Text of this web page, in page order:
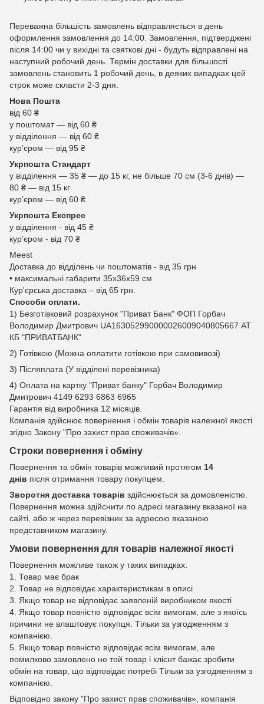
Переважна більшість замовлень відправляється в день
оформлення замовлення до 14:00. Замовлення, підтверджені
після 14:00 чи у вихідні та святкові дні - будуть відправлені на
наступний робочий день. Термін доставки для більшості
замовлень становить 1 робочий день, в деяких випадках цей
строк може скласти 2-3 дня.
Нова Пошта
від 60 ₴
у поштомат — від 60 ₴
у відділення — від 60 ₴
курʼєром — від 95 ₴
Укрпошта Стандарт
у відділення — 35 ₴ — до 15 кг, не більше 70 см (3-6 днів) —
80 ₴ — від 15 кг
курʼєром — від 60 ₴
Укрпошта Експрес
у відділення - від 45 ₴
курʼєром - від 70 ₴
Meest
Доставка до відділень чи поштоматів - від 35 грн
• максимальні габарити 35x36x59 см
Кур'єрська доставка – від 65 грн.
Способи оплати.
1) Безготівковий розрахунок "Приват Банк" ФОП Горбач
Володимир Дмитрович UA163052990000026009040805667 АТ
КБ "ПРИВАТБАНК"
2) Готівкою (Можна оплатити готівкою при самовивозі)
3) Післяплата (У відділені перевізника)
4) Оплата на картку "Приват банку" Горбач Володимир
Дмитрович 4149 6293 6863 6965
Гарантія від виробника 12 місяців.
Компанія здійснює повернення і обмін товарів належної якості
згідно Закону "Про захист прав споживачів».
Строки повернення і обміну
Повернення та обмін товарів можливий протягом 14
днів після отримання товару покупцем.
Зворотня доставка товарів здійснюється за домовленістю.
Повернення можна здійснити по адресі магазину вказаної на
сайті, або ж через перевізник за адресою вказаною
представником магазину.
Умови повернення для товарів належної якості
Повернення можливе також у таких випадках:
1. Товар має брак
2. Товар не відповідає характеристикам в описі
3. Якщо товар не відповідає заявленій виробником якості
4. Якщо товар повністю відповідає всім вимогам, але з якоїсь
причини не влаштовує покупця. Тільки за узгодженням з
компанією.
5. Якщо товар повністю відповідає всім вимогам, але
помилково замовлено не той товар і клієнт бажає зробити
обмін на товар, що відповідає потребі Тільки за узгодженням з
компанією.
Відповідно закону "Про захист прав споживачів» , компанія